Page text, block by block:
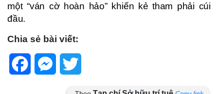
một “ván cờ hoàn hảo” khiến kẻ tham phải cúi
đầu.
Chia sẻ bài viết:
FacebookMessenger